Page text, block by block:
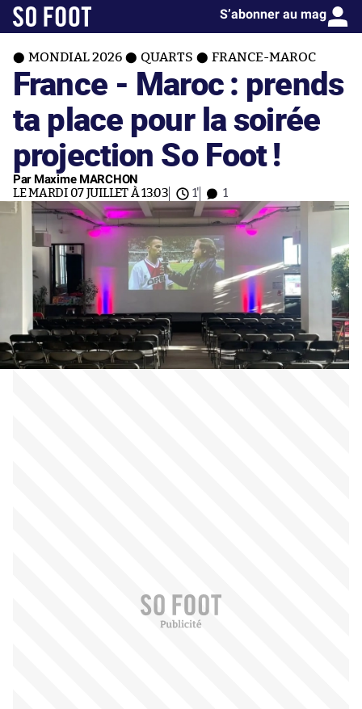
S’abonner au mag
MONDIAL 2026 QUARTS FRANCE-MAROC
France - Maroc : prends
ta place pour la soirée
projection So Foot !
Par Maxime MARCHON
LE MARDI 07 JUILLET À 13:03 1' 1